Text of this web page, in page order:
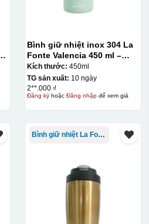
hợp, sau đó dùng miếng nhựa
Bình giữ nhiệt inox 304 La
Fonte Valencia 450 ml –
012355
Kích thước: 450ml
TG sản xuất: 10 ngày
2**.000 ₫
Đăng kýhoặc Đăng nhậpđể xem giá
Bình giữ nhiệt La Fonte